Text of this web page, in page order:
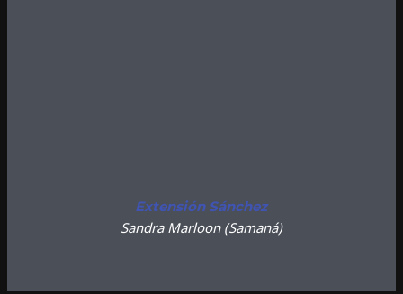
Extensión Sánchez
Sandra Marloon (Samaná)